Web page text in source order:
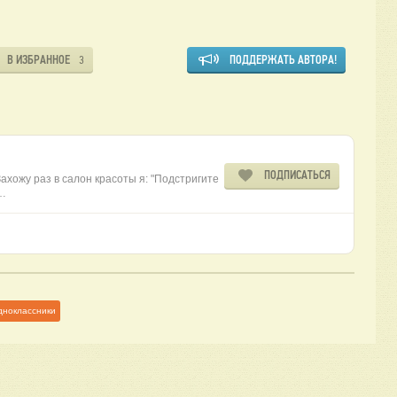
В ИЗБРАННОЕ 3 ПОДДЕРЖАТЬ АВТОРА!
раз в салон красоты я: "Подстригите
ПОДПИСАТЬСЯ